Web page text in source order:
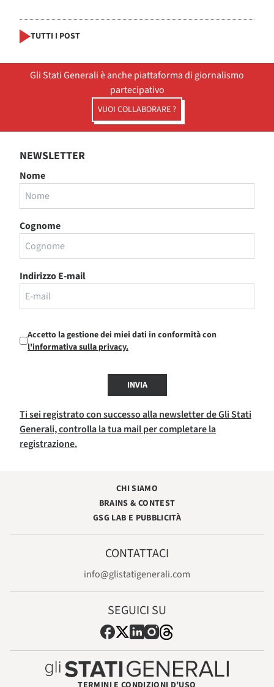
TUTTI I POST
Gli Stati Generali è anche piattaforma di giornalismo
partecipativo
VUOI COLLABORARE ?
NEWSLETTER
Nome
Cognome
Indirizzo E-mail
Accetto la gestione dei miei dati in conformità con
l'informativa sulla privacy.
INVIA
Ti sei registrato con successo alla newsletter de Gli Stati
Generali, controlla la tua mail per completare la
registrazione.
CHI SIAMO
BRAINS & CONTEST
GSG LAB E PUBBLICITÀ
CONTATTACI
info@glistatigenerali.com
SEGUICI SU